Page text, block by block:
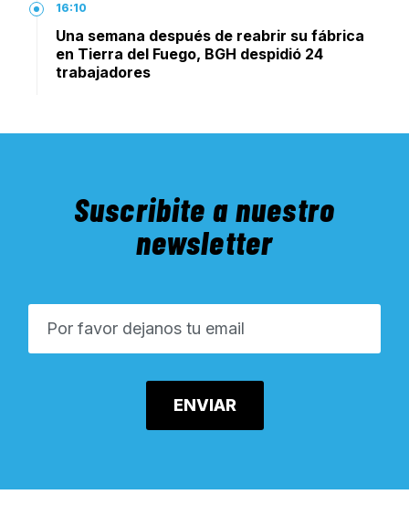
16:10
Una semana después de reabrir su fábrica
en Tierra del Fuego, BGH despidió 24
trabajadores
Suscribite a nuestro
newsletter